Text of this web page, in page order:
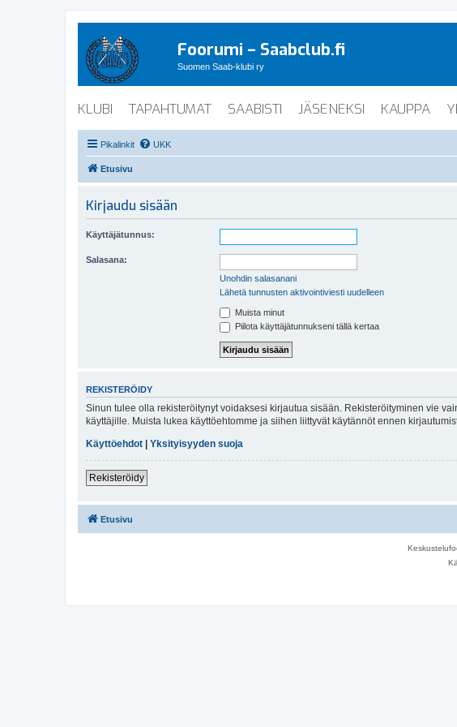
Foorumi – Saabclub.fi
Suomen Saab-klubi ry
KLUBI TAPAHTUMAT SAABISTI JÄSENEKSI KAUPPA
Pikalinkit UKK
Etusivu
Kirjaudu sisään
Käyttäjätunnus:
Salasana:
Unohdin salasanani
Lähetä tunnusten aktivointiviesti uudelleen
Muista minut
Piilota käyttäjätunnukseni tällä kertaa
REKISTERÖIDY
Sinun tulee olla rekisteröitynyt voidaksesi kirjautua sisään. Rekisteröityminen vie
käyttäjille. Muista lukea käyttöehtomme ja siihen liittyvät käytännöt ennen
Käyttöehdot
Yksityisyyden suoja
Rekisteröidy
Etusivu